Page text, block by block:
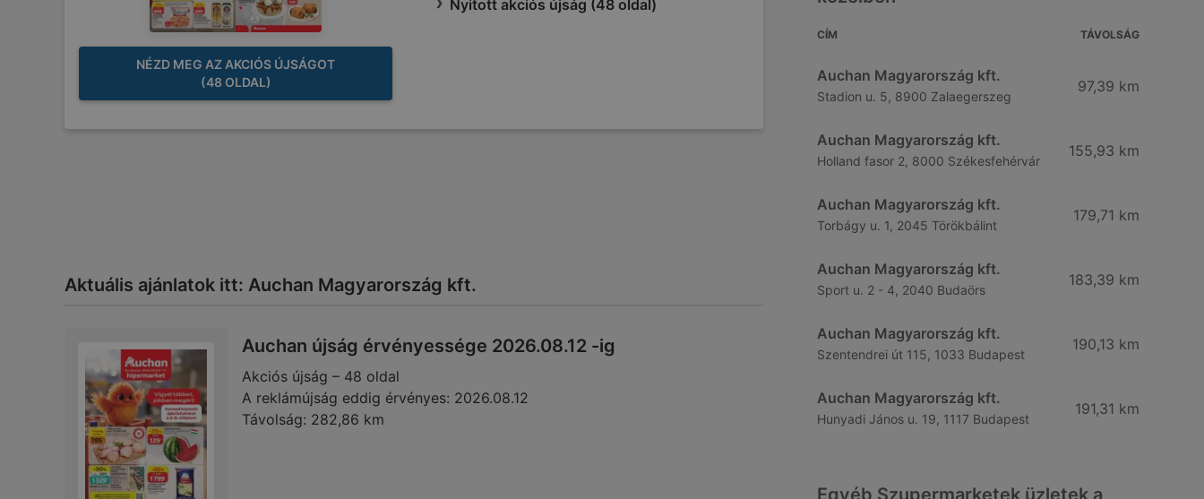
NÉZD MEG AZ AKCIÓS ÚJSÁGOT
(48 OLDAL)
Nyitott akciós újság (48 oldal)
Aktuális ajánlatok itt: Auchan Magyarország kft.
Auchan újság érvényessége 2026.08.12 -ig
Akciós újság – 48 oldal
A reklámújság eddig érvényes: 2026.08.12
Távolság: 282,86 km
CÍM TÁVOLSÁG
Auchan Magyarország kft.
Stadion u. 5, 8900 Zalaegerszeg
97,39 km
Auchan Magyarország kft.
Holland fasor 2, 8000 Székesfehérvár
155,93 km
Auchan Magyarország kft.
Torbágy u. 1, 2045 Törökbálint
179,71 km
Auchan Magyarország kft.
Sport u. 2 - 4, 2040 Budaörs
183,39 km
Auchan Magyarország kft.
Szentendrei út 115, 1033 Budapest
190,13 km
Auchan Magyarország kft.
Hunyadi János u. 19, 1117 Budapest
191,31 km
Egyéb Szupermarketek üzletek a